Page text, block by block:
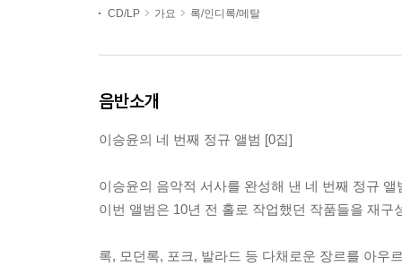
CD/LP 가요 록/인디록/메탈
음반소개
이승윤의 네 번째 정규 앨범 [0집]
이승윤의 음악적 서사를 완성해 낸 네 번째 정규 앨
이번 앨범은 10년 전 홀로 작업했던 작품들을 재
록, 모던록, 포크, 발라드 등 다채로운 장르를 아우